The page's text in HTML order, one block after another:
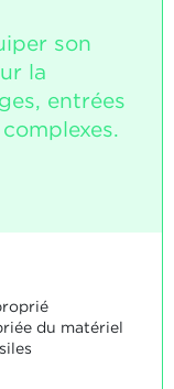
son
la
entrées
du matériel